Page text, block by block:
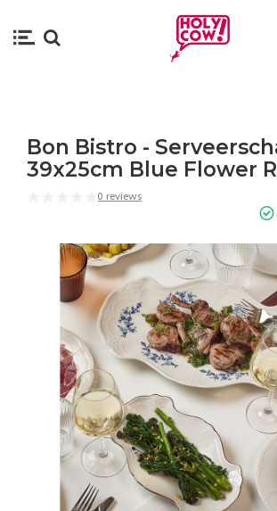
Bon Bistro -
39x25cm Blue Flower
0 reviews